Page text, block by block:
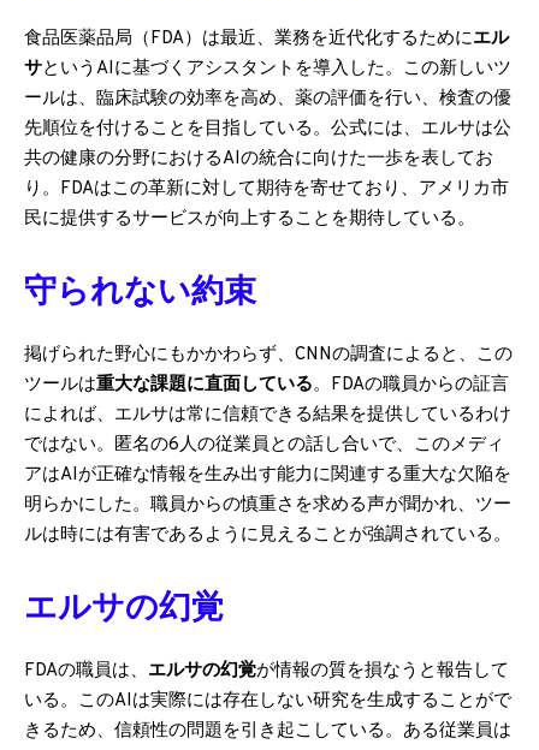
食品医薬品局（FDA）は最近、業務を近代化するためにエル
サというAIに基づくアシスタントを導入した。この新しいツ
ールは、臨床試験の効率を高め、薬の評価を行い、検査の優
先順位を付けることを目指している。公式には、エルサは公
共の健康の分野におけるAIの統合に向けた一歩を表してお
り。FDAはこの革新に対して期待を寄せており、アメリカ市
民に提供するサービスが向上することを期待している。
守られない約束
掲げられた野心にもかかわらず、CNNの調査によると、この
ツールは重大な課題に直面している。FDAの職員からの証言
によれば、エルサは常に信頼できる結果を提供しているわけ
ではない。匿名の6人の従業員との話し合いで、このメディ
アはAIが正確な情報を生み出す能力に関連する重大な欠陥を
明らかにした。職員からの慎重さを求める声が聞かれ、ツー
ルは時には有害であるように見えることが強調されている。
エルサの幻覚
FDAの職員は、 エルサの幻覚が情報の質を損なうと報告して
いる。このAIは実際には存在しない研究を生成することがで
きるため、信頼性の問題を引き起こしている。ある従業員は